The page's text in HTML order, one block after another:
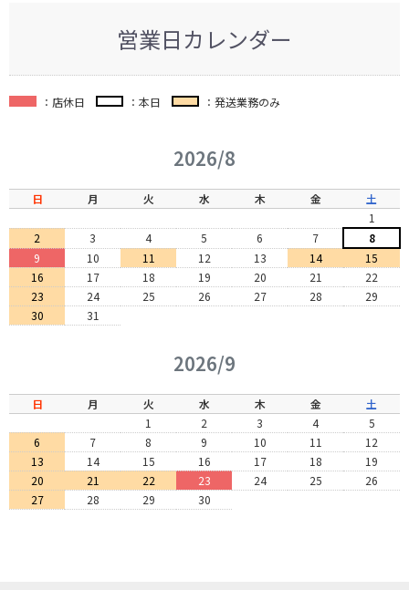
営業日カレンダー
：店休日 ：本日 ：発送業務のみ
2026/8
日 月 火 水 木 金
土
1
2
3 4 5 6 7
8
9
10 11 12 13 14
15
16
17 18 19 20 21
22
23
24 25 26 27 28
29
30
31
2026/9
日 月 火 水 木 金
土
1
2 3 4
5
6
7 8 9 10 11
12
13
14 15 16 17 18
19
20
21 22 23 24 25
26
27
28 29 30